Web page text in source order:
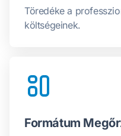
Töredéke a
költségeinek.
Formátum